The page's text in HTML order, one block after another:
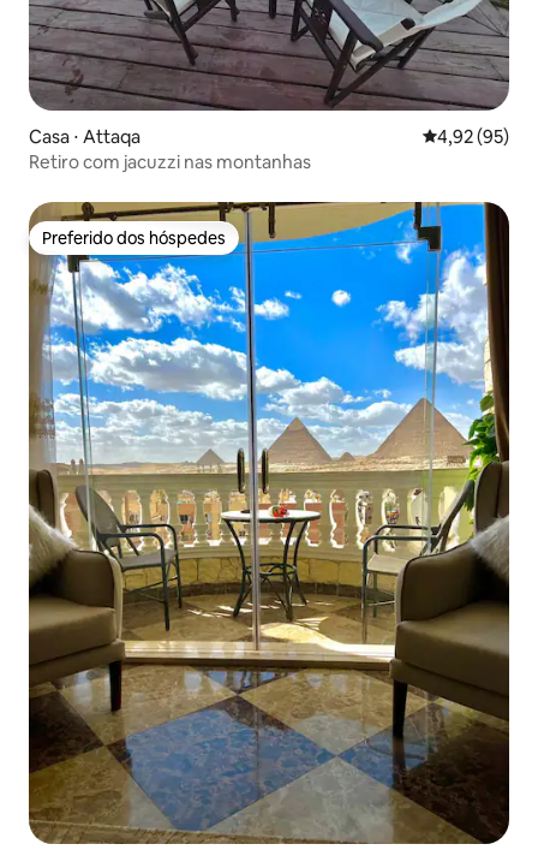
Casa ⋅ Attaqa 4,92 de uma
4,92 (95)
Retiro com jacuzzi nas montanhas
Preferido dos hóspedes
Preferido dos hóspedes